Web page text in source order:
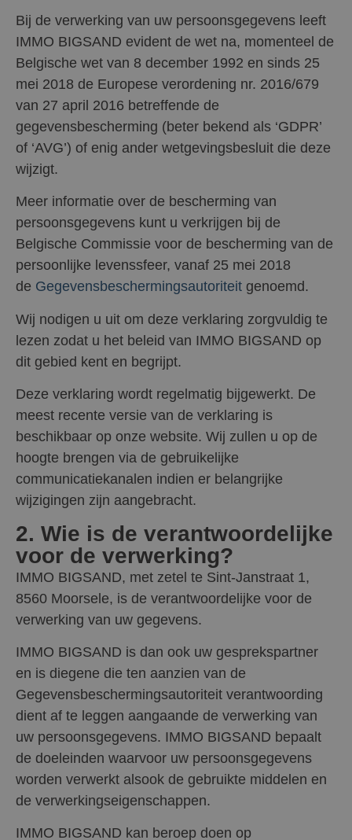
Bij de verwerking van uw persoonsgegevens leeft
IMMO BIGSAND evident de wet na, momenteel de
Belgische wet van 8 december 1992 en sinds 25
mei 2018 de Europese verordening nr. 2016/679
van 27 april 2016 betreffende de
gegevensbescherming (beter bekend als ‘GDPR’
of ‘AVG’) of enig ander wetgevingsbesluit die deze
wijzigt.
Meer informatie over de bescherming van
persoonsgegevens kunt u verkrijgen bij de
Belgische Commissie voor de bescherming van de
persoonlijke levenssfeer, vanaf 25 mei 2018
de Gegevensbeschermingsautoriteit genoemd.
Wij nodigen u uit om deze verklaring zorgvuldig te
lezen zodat u het beleid van IMMO BIGSAND op
dit gebied kent en begrijpt.
Deze verklaring wordt regelmatig bijgewerkt. De
meest recente versie van de verklaring is
beschikbaar op onze website. Wij zullen u op de
hoogte brengen via de gebruikelijke
communicatiekanalen indien er belangrijke
wijzigingen zijn aangebracht.
2. Wie is de verantwoordelijke
voor de verwerking?
IMMO BIGSAND, met zetel te Sint-Janstraat 1,
8560 Moorsele, is de verantwoordelijke voor de
verwerking van uw gegevens.
IMMO BIGSAND is dan ook uw gesprekspartner
en is diegene die ten aanzien van de
Gegevensbeschermingsautoriteit verantwoording
dient af te leggen aangaande de verwerking van
uw persoonsgegevens. IMMO BIGSAND bepaalt
de doeleinden waarvoor uw persoonsgegevens
worden verwerkt alsook de gebruikte middelen en
de verwerkingseigenschappen.
IMMO BIGSAND kan beroep doen op